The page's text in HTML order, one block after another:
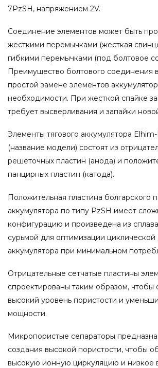
7PzSH, напряжением 2V.
Соединение элементов может быть
жесткими перемычками (жесткая
гибкими перемычками (под болтовое
Преимущество болтового соединения
простой замене элементов
необходимости. При жесткой спайке
требует высверливания и запайки
Элементы тягового аккумулятора
(название модели) состоят из
решеточных пластин (анода) и
панцирных пластин (катода).
Положительная пластина болгарского
аккумулятора по типу PzSH имеет
конфигурацию и произведена из
сурьмой для оптимизации циклической
аккумулятора при минимальном
Отрицательные сетчатые пластины
спроектированы таким образом, чтобы
высокий уровень пористости и
мощности.
Микропористые сепараторы
создания высокой пористости, чтобы
высокую ионную циркуляцию и низкое